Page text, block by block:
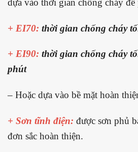
dựa vào thời gian chống cháy để
+ EI70: thời gian chống cháy
+ EI90: thời gian chống cháy
phút
– Hoặc dựa vào bề mặt hoàn
+ Sơn tĩnh điện: được sơn phủ
đơn sắc hoàn thiện.